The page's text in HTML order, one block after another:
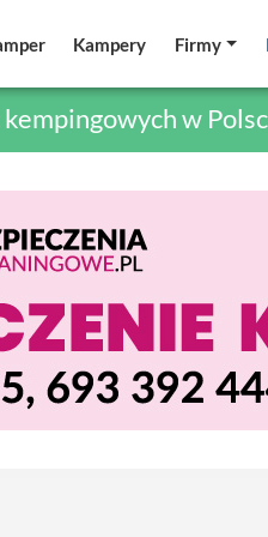
Kampery Firmy
w
Kampery Firmy